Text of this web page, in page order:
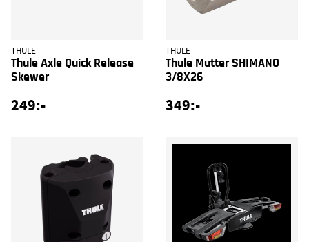
THULE
Thule Axle Quick Release
Skewer
249:-
THULE
Thule Mutter SHIMANO
3/8X26
349:-